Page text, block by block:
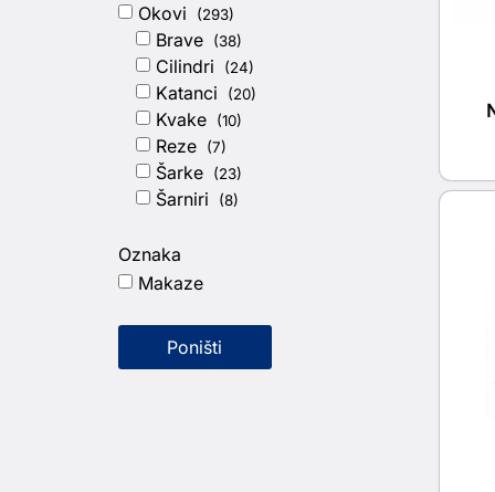
Okovi (293)
Brave (38)
Cilindri (24)
Katanci (20)
Kvake (10)
Reze (7)
Šarke (23)
Šarniri (8)
Oznaka
Makaze
Poništi